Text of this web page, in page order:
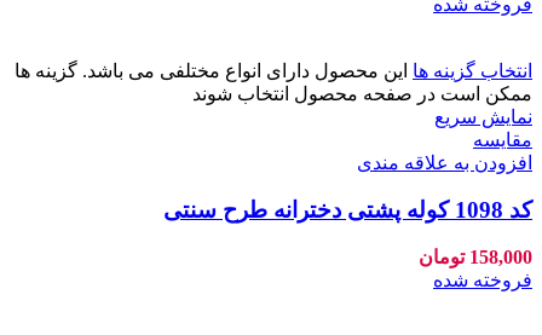
فروخته شده
انتخاب گزینه ها این محصول دارای انواع مختلفی می باشد. گزینه ها
ممکن است در صفحه محصول انتخاب شوند
نمایش سریع
مقايسه
افزودن به علاقه مندی
کد 1098 کوله پشتی دخترانه طرح سنتی
158,000 تومان
فروخته شده